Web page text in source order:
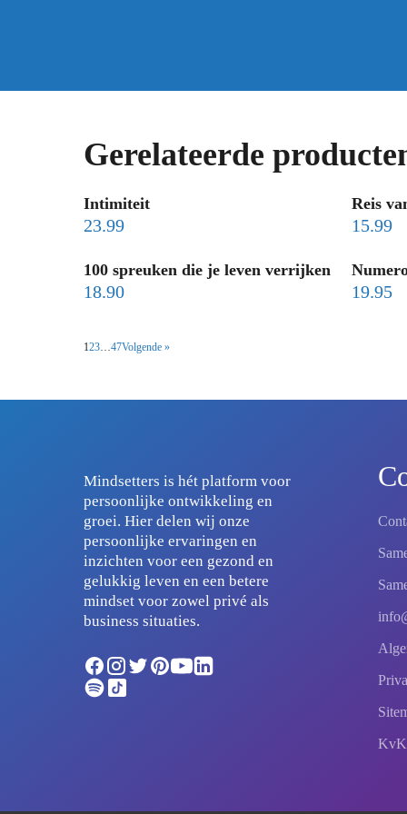
Gerelateerde
Intimiteit
23.99
Reis
15.99
100 spreuken die je leven verrijken
18.90 19.95
123…47Volgende »
Mindsetters is hét platform voor
persoonlijke ontwikkeling en
groei. Hier delen wij onze
persoonlijke ervaringen en
inzichten voor een gezond en
gelukkig leven en een betere
mindset voor zowel privé als
business situaties.